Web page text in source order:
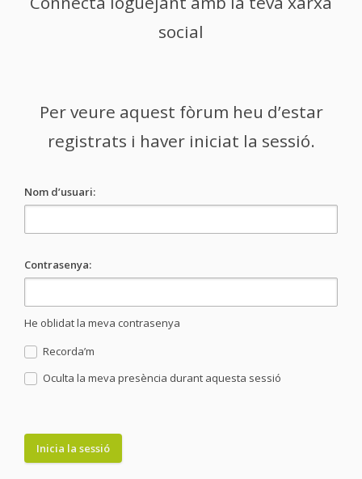
social
Per veure aquest fòrum heu d’estar
registrats i haver iniciat la sessió.
Nom d’usuari:
Contrasenya:
He oblidat la meva contrasenya
Recorda’m
Oculta la meva presència durant aquesta sessió